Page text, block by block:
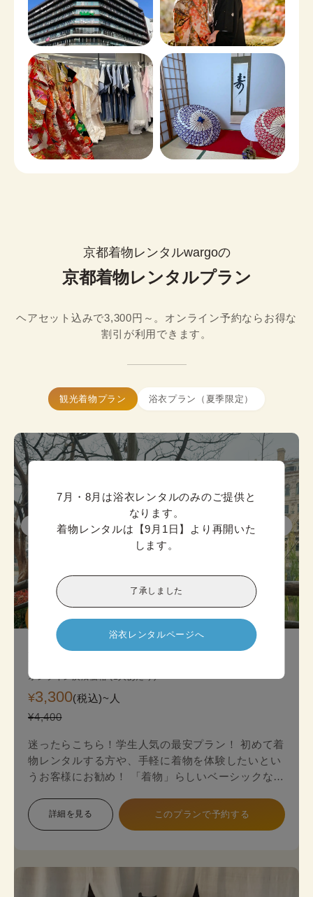
京都着物レンタルwargoの
京都着物レンタルプラン
ヘアセット込みで3,300円～。オンライン予約ならお得な
割引が利用できます。
観光着物プラン 浴衣プラン（夏季限定）
7月・8月は浴衣レンタルのみのご提供と
なります。
着物レンタルは【9月1日】より再開いた
します。
了承しました
浴衣レンタルページへ
こちら!
オンライン決済価格 (1人あたり)
¥3,300(税込)~ 人
¥4,400
迷ったらこちら！学生人気の最安プラン！ 初めて着
物レンタルする方や、手軽に着物を体験したいとい
うお客様にお勧め！ 「着物」らしいベーシックな印
す。 プランは店頭で変更も可能です。
詳細を見る このプランで予約する